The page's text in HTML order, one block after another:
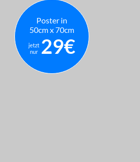
Poster in
50cm x 70cm
jetzt
nur 29€